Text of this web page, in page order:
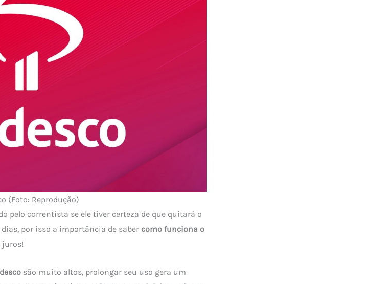
(Foto: Reprodução)
pelo correntista se ele tiver certeza de que quitará o
por isso a importância de saber como funciona o
juros!
são muito altos, prolongar seu uso gera um